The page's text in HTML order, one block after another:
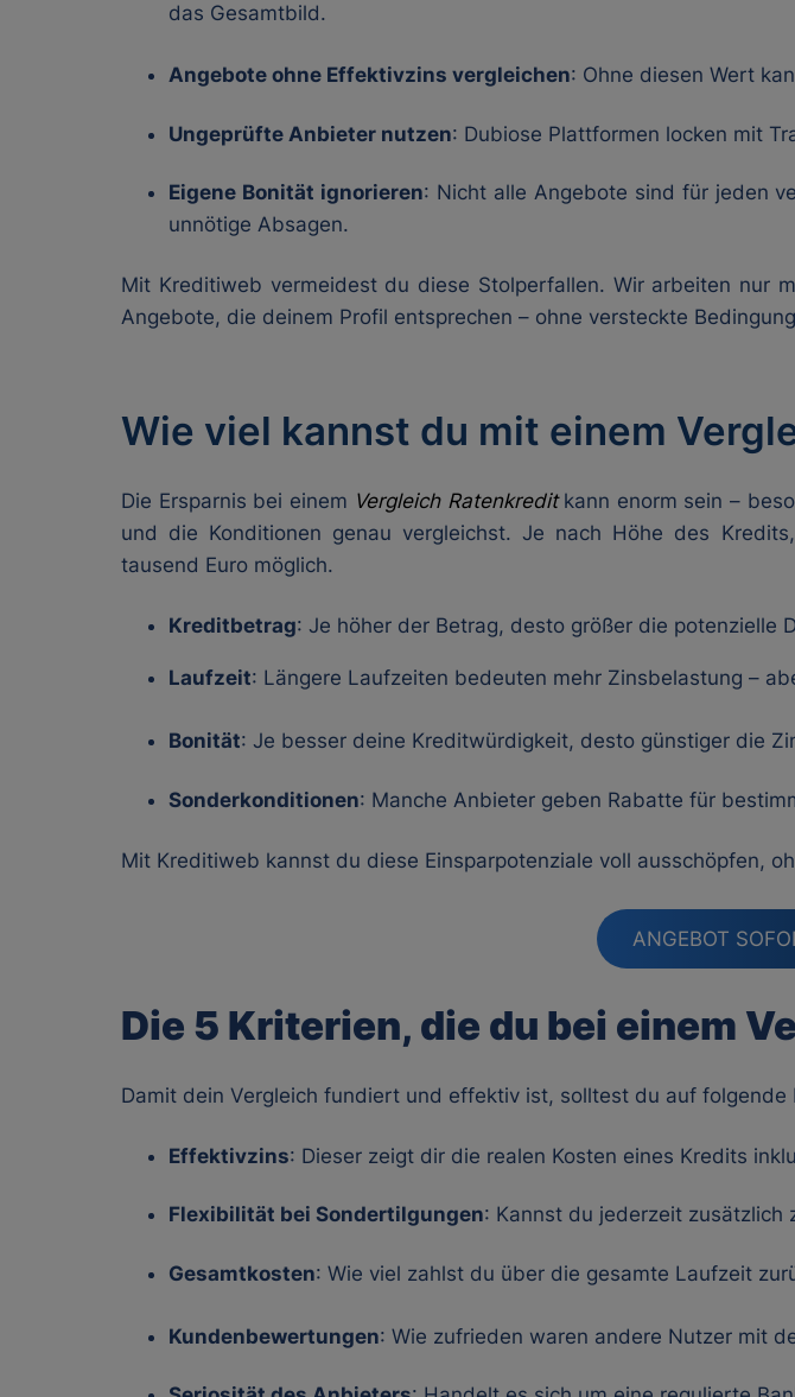
das Gesamtbild.
Angebote ohne Effektivzins vergleichen: Ohne diesen Wert
Ungeprüfte Anbieter nutzen: Dubiose Plattformen locken mit
Eigene Bonität ignorieren: Nicht alle Angebote sind für jeden
unnötige Absagen.
Mit Kreditiweb vermeidest du diese Stolperfallen. Wir arbeiten nur
Angebote, die deinem Profil entsprechen – ohne versteckte
Wie viel kannst du mit einem
Die Ersparnis bei einem Vergleich Ratenkreditkann enorm sein –
und die Konditionen genau vergleichst. Je nach Höhe des
tausend Euro möglich.
Kreditbetrag: Je höher der Betrag, desto größer die potenzielle
Laufzeit: Längere Laufzeiten bedeuten mehr Zinsbelastung –
Bonität: Je besser deine Kreditwürdigkeit, desto günstiger die
Sonderkonditionen: Manche Anbieter geben Rabatte für
Mit Kreditiweb kannst du diese Einsparpotenziale voll ausschöpfen,
ANGEBOT
Die 5 Kriterien, die du bei einem
Damit dein Vergleich fundiert und effektiv ist, solltest du auf folgende
Effektivzins: Dieser zeigt dir die realen Kosten eines Kredits
Flexibilität bei Sondertilgungen: Kannst du jederzeit zusätzlich
Gesamtkosten: Wie viel zahlst du über die gesamte Laufzeit
Kundenbewertungen: Wie zufrieden waren andere Nutzer mit